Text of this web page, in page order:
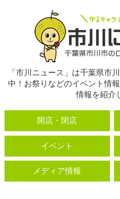
「市川ニュース」は千葉県市
中！お祭りなどのイベント情
情報を紹介
開店・閉店
イベント
メディア情報